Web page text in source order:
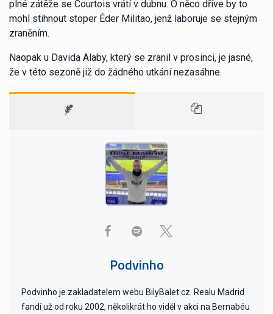
plné zátěže se Courtois vrátí v dubnu. O něco dříve by to
mohl stihnout stoper Éder Militao, jenž laboruje se stejným
zraněním.
Naopak u Davida Alaby, který se zranil v prosinci, je jasné,
že v této sezoně již do žádného utkání nezasáhne.
Podvinho
Podvinho je zakladatelem webu BilyBalet.cz. Realu Madrid
fandí už od roku 2002, několikrát ho viděl v akci na Bernabéu